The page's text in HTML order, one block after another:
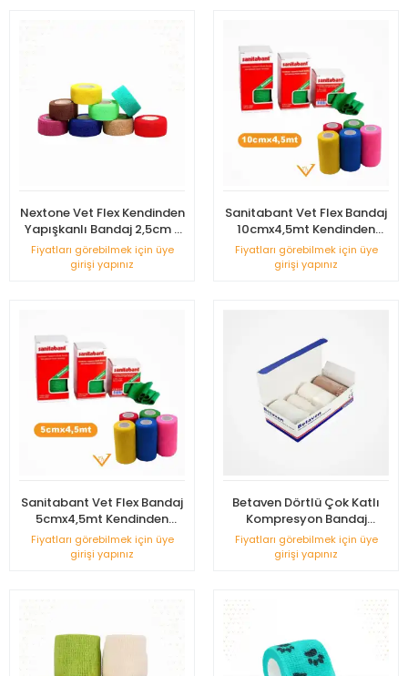
Nextone Vet Flex Kendinden
Yapışkanlı Bandaj 2,5cm x
4,5m
Fiyatları görebilmek için üye
girişi yapınız
Sanitabant Vet Flex Bandaj
10cmx4,5mt Kendinden
Yapışkanlı
Fiyatları görebilmek için üye
girişi yapınız
Sanitabant Vet Flex Bandaj
5cmx4,5mt Kendinden
Yapışkanlı
Fiyatları görebilmek için üye
girişi yapınız
Betaven Dörtlü Çok Katlı
Kompresyon Bandaj
Sistemi
Fiyatları görebilmek için üye
girişi yapınız